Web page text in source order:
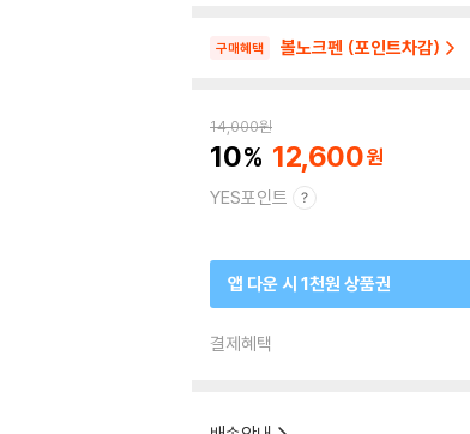
구매혜택 볼노크펜 (포인트차감)
14,000원
10 12,600
YES포인트
앱 다운 시 1천원 상품권
결제혜택